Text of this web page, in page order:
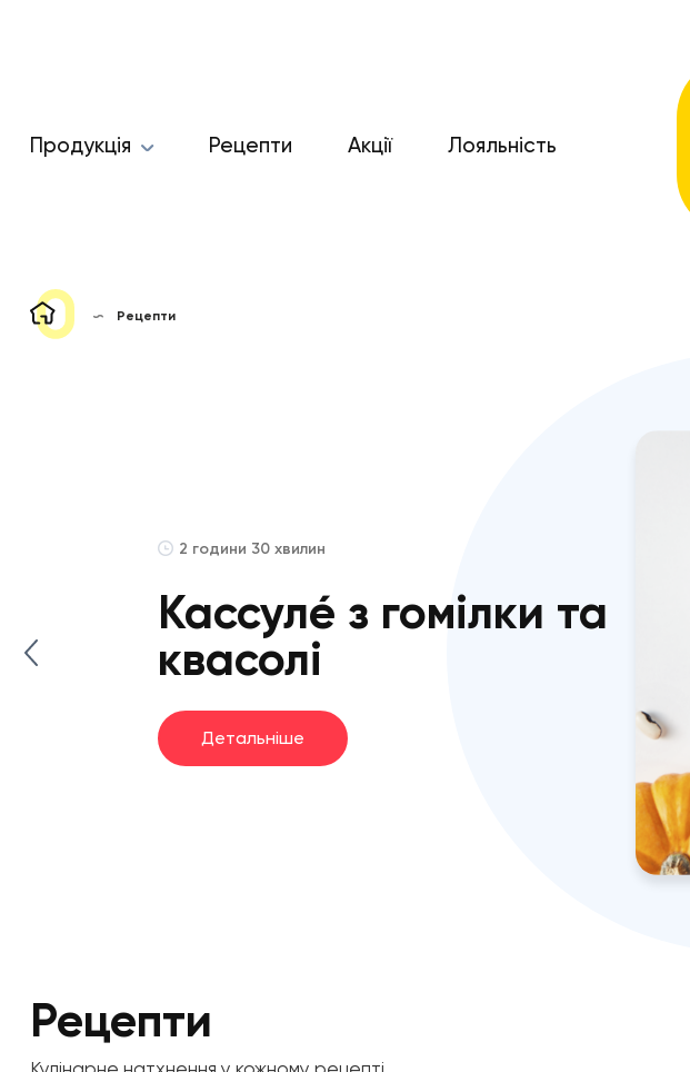
Продукція Рецепти Акції Лояльність
Рецепти
2 години 30 хвилин
Кассуле́ з гомілки та
квасолі
Детальніше
Рецепти